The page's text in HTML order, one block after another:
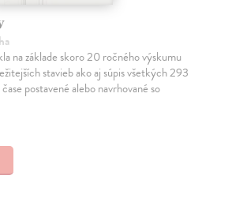
na základe skoro 20 ročného výskumu
stavieb ako aj súpis všetkých 293
postavené alebo navrhované so